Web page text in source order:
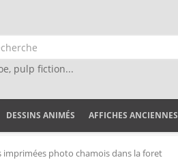
pulp fiction...
DESSINS ANIMÉS AFFICHES ANCIENNES
imprimées photo chamois dans la foret